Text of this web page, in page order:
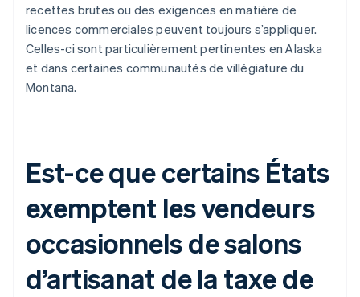
recettes brutes ou des exigences en matière de
licences commerciales peuvent toujours s’appliquer.
Celles-ci sont particulièrement pertinentes en Alaska
et dans certaines communautés de villégiature du
Montana.
Est-ce que certains États
exemptent les vendeurs
occasionnels de salons
d’artisanat de la taxe de